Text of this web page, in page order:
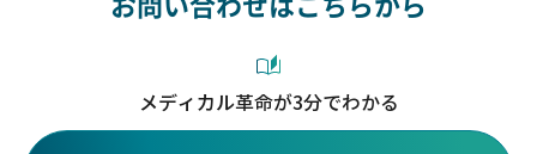
お問い合わせはこちらから
メディカル革命が3分でわかる